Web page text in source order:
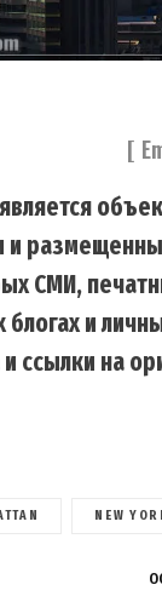
[
и
СМИ,
блогах и
ссылки на
NEW